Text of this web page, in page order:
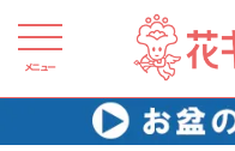
メニュー
花キューピット 花束・ブーケ